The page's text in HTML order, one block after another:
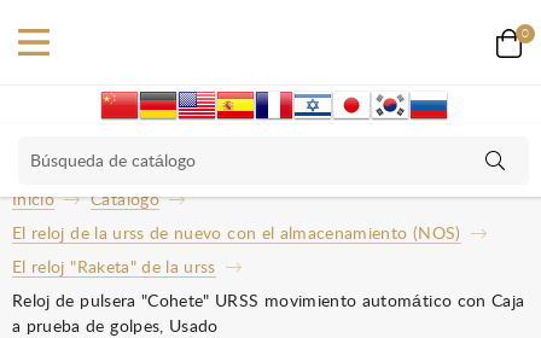
0
Inicio
Catalogo
El reloj de la urss de nuevo con el almacenamiento (NOS)
El reloj "Raketa" de la urss
Reloj de pulsera "Cohete" URSS movimiento automático con Caja
a prueba de golpes, Usado